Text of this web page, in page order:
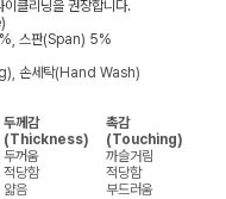
클리닝을 권장합니다.
스판(Span) 5%
손세탁(Hand Wash)
두께감
(Thickness)
촉감
(Touching)
두꺼움
까슬거림
적당함
적당함
얇음
부드러움